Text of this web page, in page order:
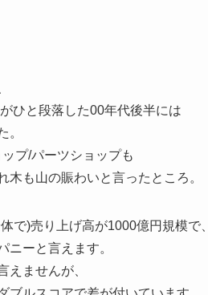
ひと段落した00年代後半には
。
プ/パーツショップも
も山の賑わいと言ったところ。
で)売り上げ高が1000億円規模で、
ニーと言えます。
えませんが、